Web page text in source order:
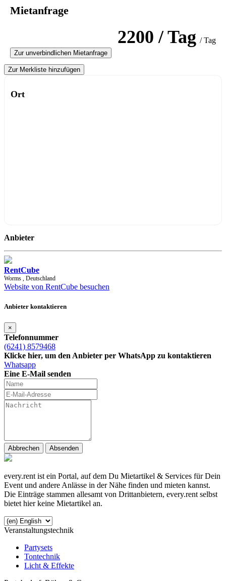
Mietanfrage
2200 / Tag / Tag
Zur unverbindlichen Mietanfrage
Zur Merkliste hinzufügen
Ort
Anbieter
RentCube
Worms , Deutschland
Website von RentCube besuchen
Anbieter kontaktieren
×
Telefonnummer
(6241) 8579468
Klicke hier, um den Anbieter per WhatsApp zu kontaktieren
Whatsapp
Eine E-Mail senden
Abbrechen Absenden
every.rent ist ein Portal, auf dem Du Mietartikel & Services für Dein
Event und andere Anlässe in der Nähe finden und mieten kannst.
Die Einträge stammen allesamt von Drittanbietern, every.rent selbst
bietet hier keine Mietartikel an.
Veranstaltungstechnik
Partysets
Tontechnik
Licht & Effekte